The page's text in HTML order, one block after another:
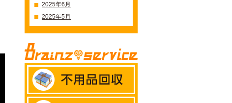
2025年6月
2025年5月